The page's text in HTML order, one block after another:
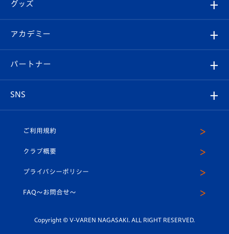
チケット
イベント
メディア
ホームタウン
スタッフプロフィール
マスコット紹介
平和祈念活動
ホームタウン活動
Revive Team
ヴィヴィくんの長崎おもてなしガイド
フォトギャラリー
スタジアムグルメ
V-LOVERS（ファンクラブ）
プレイヤーズスイート
グッズ
オンラインショップ
店舗情報
アカデミー
育成からのお知らせ
U-18
スクール
パートナー
SNS
ヴィヴィくんインスタグラム
公式LINE＠
ご利用規約
クラブ概要
プライバシーポリシー
FAQ〜お問合せ〜
Copyright © V-VAREN NAGASAKI. ALL RIGHT RESERVED.